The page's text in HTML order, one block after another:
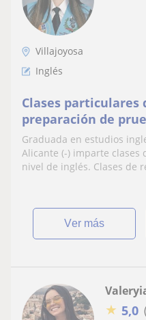
Villajoyosa
Inglés
Clases particulares
preparación de
Graduada en estudios
Alicante (-) imparte clases
nivel de inglés. Clases de
ver más
★ 5,0